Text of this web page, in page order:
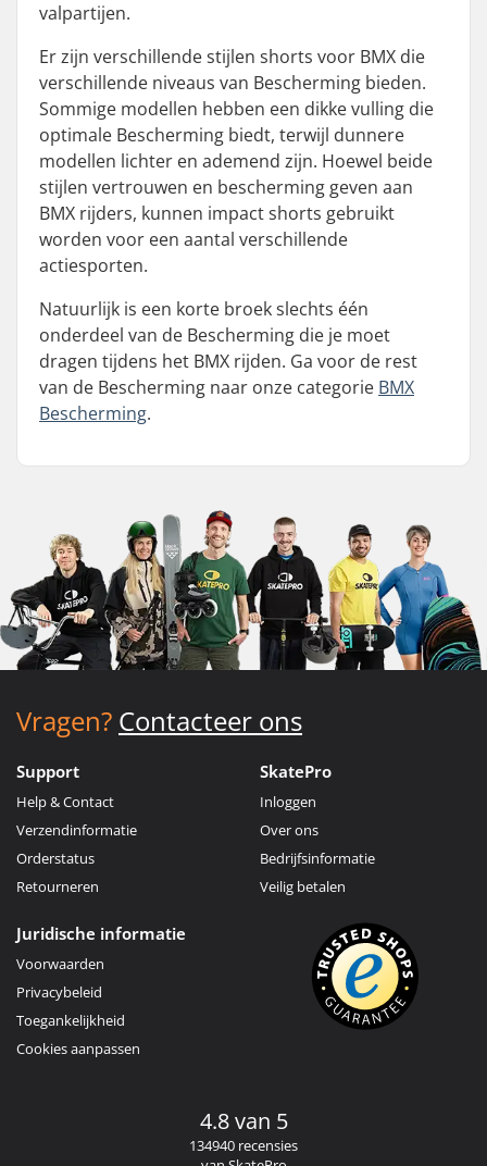
valpartijen.
Er zijn verschillende stijlen shorts voor BMX die
verschillende niveaus van Bescherming bieden.
Sommige modellen hebben een dikke vulling die
optimale Bescherming biedt, terwijl dunnere
modellen lichter en ademend zijn. Hoewel beide
stijlen vertrouwen en bescherming geven aan
BMX rijders, kunnen impact shorts gebruikt
worden voor een aantal verschillende
actiesporten.
Natuurlijk is een korte broek slechts één
onderdeel van de Bescherming die je moet
dragen tijdens het BMX rijden. Ga voor de rest
van de Bescherming naar onze categorie BMX
Bescherming.
Vragen? Contacteer ons
Support
Help & Contact
Verzendinformatie
Orderstatus
Retourneren
SkatePro
Inloggen
Over ons
Bedrijfsinformatie
Veilig betalen
Juridische informatie
Voorwaarden
Privacybeleid
Toegankelijkheid
Cookies aanpassen
4.8 van 5
134940 recensies